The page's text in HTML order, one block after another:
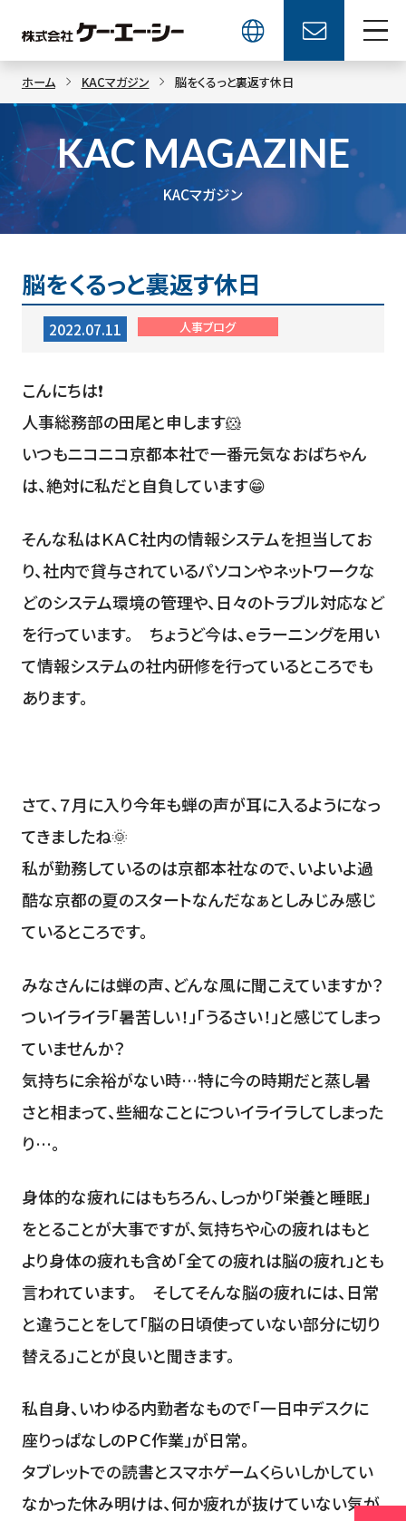
ホーム KACマガジン 脳をくるっと裏返す休日
KAC MAGAZINE
KACマガジン
脳をくるっと裏返す休日
2022.07.11 人事ブログ
こんにちは❗
人事総務部の田尾と申します🐹
いつもニコニコ京都本社で一番元気なおばちゃん
は、絶対に私だと自負しています😁
そんな私はＫＡＣ社内の情報システムを担当してお
り、社内で貸与されているパソコンやネットワークな
どのシステム環境の管理や、日々のトラブル対応など
を行っています。 ちょうど今は、ｅラーニングを用い
て情報システムの社内研修を行っているところでも
あります。
さて、７月に入り今年も蝉の声が耳に入るようになっ
てきましたね🌞
私が勤務しているのは京都本社なので、いよいよ過
酷な京都の夏のスタートなんだなぁとしみじみ感じ
ているところです。
みなさんには蝉の声、どんな風に聞こえていますか？
ついイライラ「暑苦しい！」「うるさい！」と感じてしまっ
ていませんか？
気持ちに余裕がない時…特に今の時期だと蒸し暑
さと相まって、些細なことについイライラしてしまった
り…。
身体的な疲れにはもちろん、しっかり「栄養と睡眠」
をとることが大事ですが、気持ちや心の疲れはもと
より身体の疲れも含め「全ての疲れは脳の疲れ」とも
言われています。 そしてそんな脳の疲れには、日常
と違うことをして「脳の日頃使っていない部分に切り
替える」ことが良いと聞きます。
私自身、いわゆる内勤者なもので「一日中デスクに
座りっぱなしのＰＣ作業」が日常。
タブレットでの読書とスマホゲームくらいしかしてい
なかった休み明けは、何か疲れが抜けていない気が